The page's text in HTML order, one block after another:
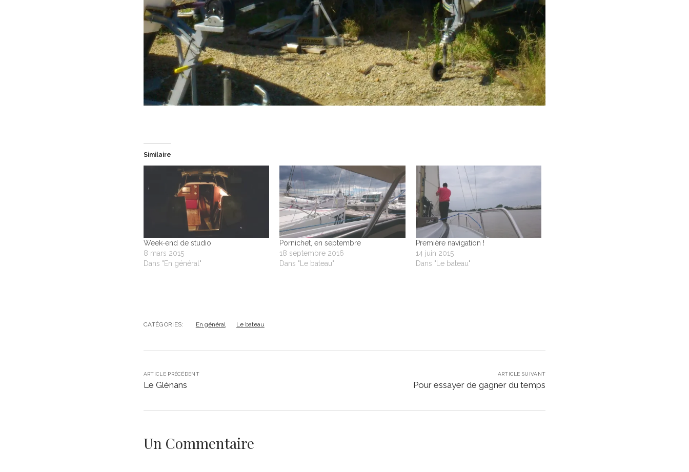
Similaire
Week-end de studio
8 mars 2015
Dans "En général"
Pornichet, en septembre
18 septembre 2016
Dans "Le bateau"
Première navigation !
14 juin 2015
Dans "Le bateau"
CATÉGORIES: En général Le bateau
ARTICLE PRÉCÉDENT
Le Glénans
ARTICLE SUIVANT
Pour essayer de gagner du temps
Un Commentaire